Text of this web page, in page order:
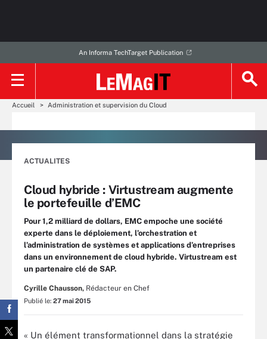
An Informa TechTarget Publication
Accueil Administration et supervision du Cloud
ACTUALITES
Cloud hybride : Virtustream augmente
le portefeuille d’EMC
Pour 1,2 milliard de dollars, EMC empoche une société
experte dans le déploiement, l’orchestration et
l’administration de systèmes et applications d’entreprises
dans un environnement de cloud hybride. Virtustream est
un partenaire clé de SAP.
Cyrille Chausson, Rédacteur en Chef
Publié le: 27 mai 2015
« Un élément transformationnel dans la stratégie